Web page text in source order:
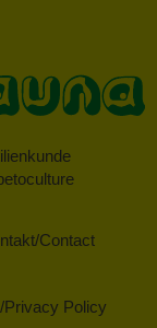
Contact
Privacy Policy